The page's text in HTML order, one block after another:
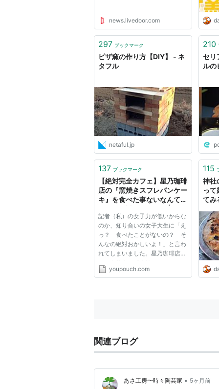
news.livedoor.com
297 ブックマーク
ピザ窯の作り方【DIY】 - ネ
タフル
netaful.jp
210
セリ
ルの
137 ブックマーク
【絶対完全カフェ】星乃珈琲
店の『窯焼きスフレパンケー
キ』を食べた事ないなんてそ
Pouch［ポーチ］
記者（私）の女子力が低いからな
のか、知り合いの女子大生に「え
っ？ 食べたことがないの？ そ
んなの絶対おかしいよ！」と言わ
れてしまいました。星乃珈琲店と
いう喫茶店の『窯焼きスフレパン
ケーキ』が美味しいらしいので
youpouch.com
115
神社
って
てみ
関連ブログ
あさ工房〜時々陶芸家 • 5ヶ月前